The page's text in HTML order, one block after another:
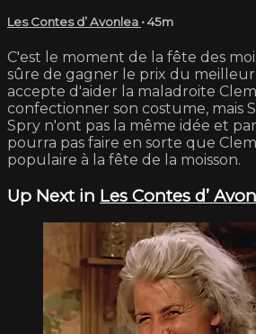
Les Contes d’ Avonlea • 45m
C'est le moment de la fête des
sûre de gagner le prix du
accepte d'aider la maladroite
confectionner son costume, mais
Spry n'ont pas la même idée et
pourra pas faire en sorte que
populaire à la fête de la moisson.
Up Next in Les Contes d’